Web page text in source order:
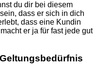
du dir bei diesem
dass er sich in dich
dass eine Kundin
er ja für fast jede gut